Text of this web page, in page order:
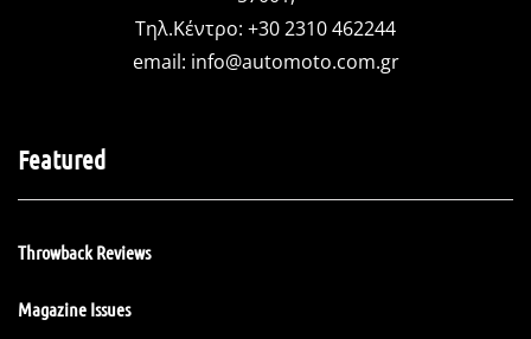
Τηλ.Κέντρο: +30 2310 462244
email: info@automoto.com.gr
Featured
Throwback Reviews
Magazine Issues